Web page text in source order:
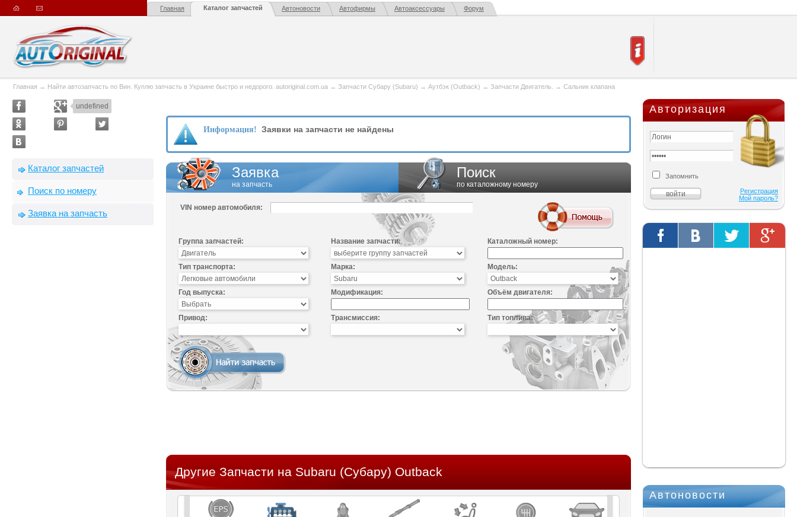
Главная Каталог запчастей Автоновости Автофирмы Автоаксессуары Форум
Главная → Найти автозапчасть по Вин. Куплю запчасть в Украине быстро и недорого. autoriginal.com.ua → Запчасти Субару (Subaru) → Аутбэк (Outback) → Запчасти Двигатель. → Сальник клапана
undefined
Каталог запчастей
Поиск по номеру
Заявка на запчасть
Информация! Заявки на запчасти не найдены
Заявка
на запчасть
Поиск
по каталожному номеру
VIN номер автомобиля:
Группа запчастей: Название запчасти: Каталожный номер:
Тип транспорта: Марка: Модель:
Год выпуска: Модификация: Объём двигателя:
Привод: Трансмиссия: Тип топлива:
Другие Запчасти на Subaru (Субару) Outback
Авторизация
Запомнить
Регистрация
Мой пароль?
Автоновости